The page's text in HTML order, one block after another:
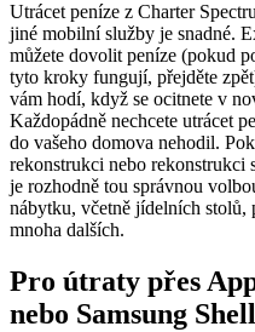
Utrácet peníze z Charter
jiné mobilní služby je snadné.
můžete dovolit peníze (pokud
tyto kroky fungují, přejděte
vám hodí, když se ocitnete v
Každopádně nechcete utrácet
do vašeho domova nehodil.
rekonstrukci nebo
je rozhodně tou správnou
nábytku, včetně jídelních
mnoha dalších.
Pro útraty přes
nebo Samsung